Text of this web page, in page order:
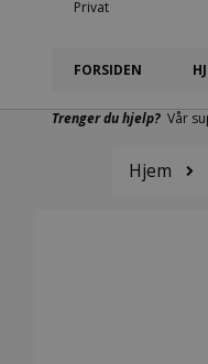
Privat
FORSIDEN
Trenger du hjelp? Vår
Hjem